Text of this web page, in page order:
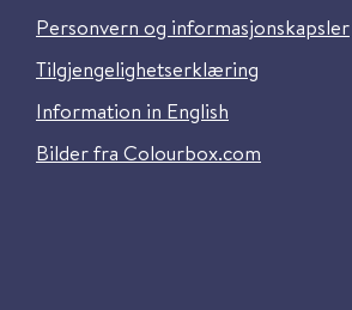
Personvern og informasjonskapsler
Tilgjengelighetserklæring
Information in English
Bilder fra Colourbox.com